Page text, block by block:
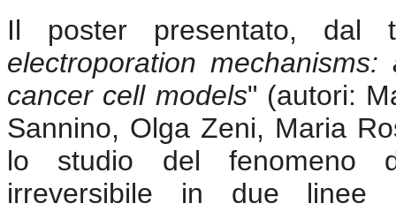
Il poster presentato, dal
electroporation
cancer cell models" (autori:
Sannino, Olga Zeni, Maria
lo studio del fenomeno
irreversibile in due linee